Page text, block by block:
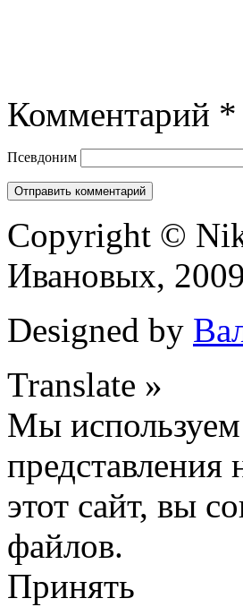
Комментарий *
Псевдоним
Copyright ©
Ивановых,
Designed by
Translate »
Мы
представления
этот сайт, вы
файлов.
Принять